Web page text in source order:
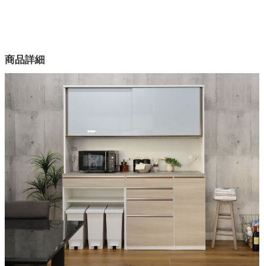
1色
アンダーマウントサイレントレール、フルスライドレール
単品で使用不可能。必ず上台、天板と合わせてご注文ください。
注意2
受注生産のため納品までに約45日いただきます
梱包サイズ
約80.3ｘ49.2ｘ94(cm)
国産
商品詳細